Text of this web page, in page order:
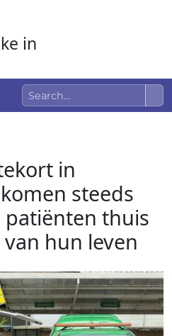
in
in
steeds
patiënten thuis
hun leven